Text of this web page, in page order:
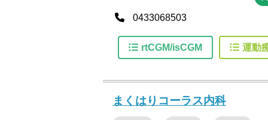
0433068503
rtCGM/isCGM 運動
まくはりコーラス内科